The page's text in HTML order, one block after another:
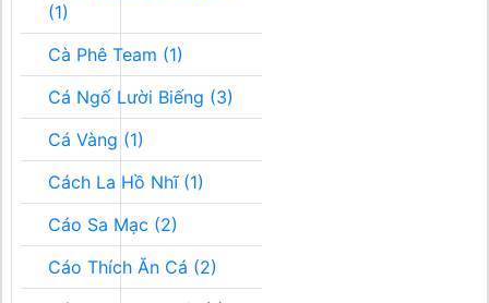
(1)
Cà Phê Team (1)
Cá Ngố Lười Biếng (3)
Cá Vàng (1)
Cách La Hồ Nhĩ (1)
Cáo Sa Mạc (2)
Cáo Thích Ăn Cá (2)